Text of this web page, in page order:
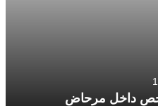
داخل مرحاض